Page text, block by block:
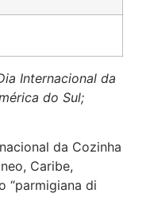
Internacional da
do Sul;
da Cozinha
Caribe,
“parmigiana di